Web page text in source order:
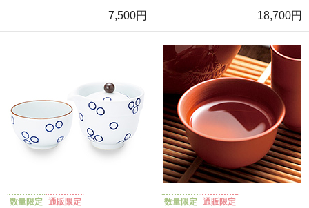
7,500円
18,700円
数量限定 通販限定 数量限定 通販限定